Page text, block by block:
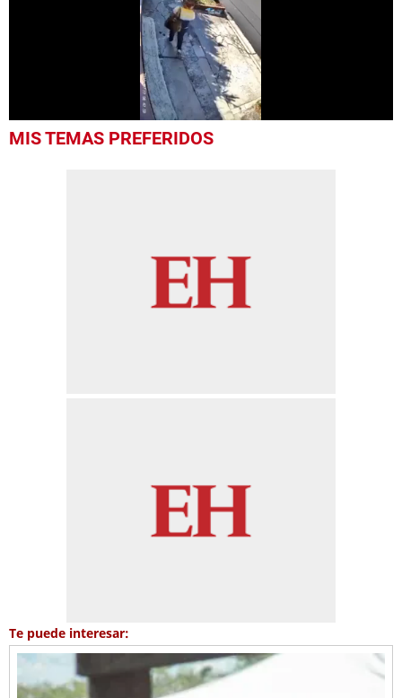
of
MIS TEMAS PREFERIDOS
Te puede interesar: